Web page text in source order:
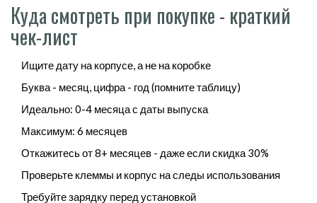
Куда смотреть при покупке - краткий
чек-лист
Ищите дату на корпусе, а не на коробке
Буква - месяц, цифра - год (помните таблицу)
Идеально: 0-4 месяца с даты выпуска
Максимум: 6 месяцев
Откажитесь от 8+ месяцев - даже если скидка 30%
Проверьте клеммы и корпус на следы использования
Требуйте зарядку перед установкой